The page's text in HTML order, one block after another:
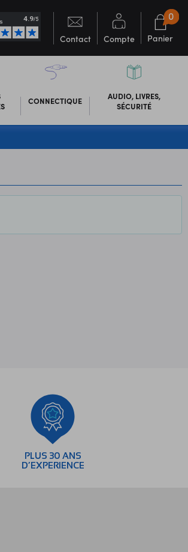
Contact Compte Panier
0
CONNECTIQUE
AUDIO, LIVRES,
SÉCURITÉ
PLUS 30 ANS
D’EXPERIENCE